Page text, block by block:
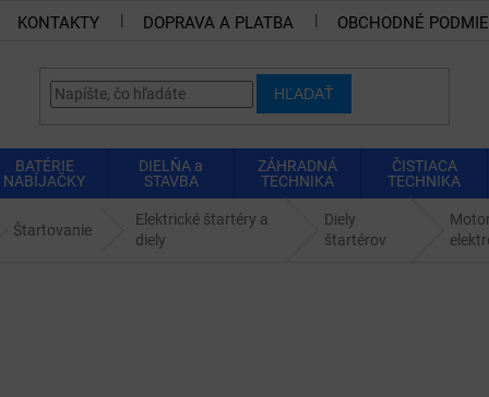
KONTAKTY DOPRAVA A PLATBA OBCHODNÉ
HĽADAŤ
BATÉRIE
NABÍJAČKY
DIELŇA a
STAVBA
ZÁHRADNÁ
TECHNIKA
ČISTIACA
TECHNIKA
Štartovanie
Elektrické štartéry a
diely
Diely
štartérov